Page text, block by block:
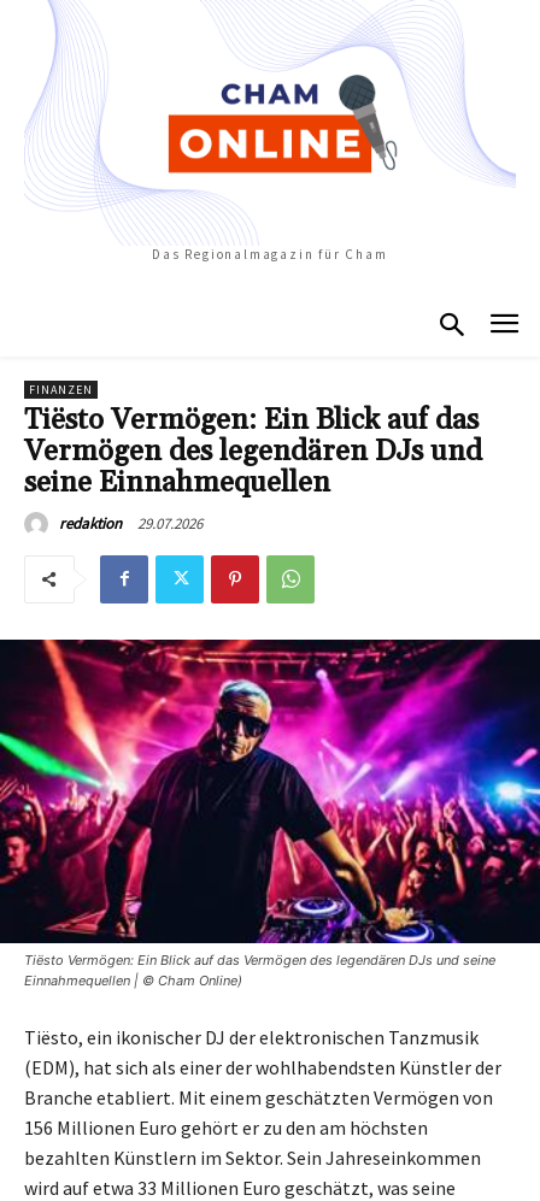
Das Regionalmagazin für Cham
FINANZEN
Tiësto Vermögen: Ein Blick auf das
Vermögen des legendären DJs und
seine Einnahmequellen
redaktion 29.07.2026
Tiësto Vermögen: Ein Blick auf das Vermögen des legendären DJs und seine
Einnahmequellen | © Cham Online)
Tiësto, ein ikonischer DJ der elektronischen Tanzmusik
(EDM), hat sich als einer der wohlhabendsten Künstler der
Branche etabliert. Mit einem geschätzten Vermögen von
156 Millionen Euro gehört er zu den am höchsten
bezahlten Künstlern im Sektor. Sein Jahreseinkommen
wird auf etwa 33 Millionen Euro geschätzt, was seine